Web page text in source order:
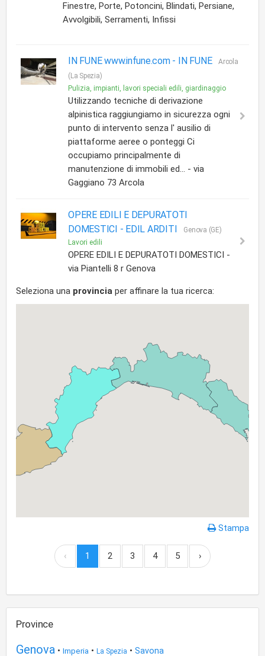
Finestre, Porte, Potoncini, Blindati, Persiane,
Avvolgibili, Serramenti, Infissi
IN FUNE www.infune.com - IN FUNE
Arcola
(La Spezia)
Pulizia, impianti, lavori speciali edili, giardinaggio
Utilizzando tecniche di derivazione
alpinistica raggiungiamo in sicurezza ogni
punto di intervento senza l' ausilio di
piattaforme aeree o ponteggi Ci
occupiamo principalmente di
manutenzione di immobili ed... - via
Gaggiano 73 Arcola
OPERE EDILI E DEPURATOTI
DOMESTICI - EDIL ARDITI
Genova (GE)
Lavori edili
OPERE EDILI E DEPURATOTI DOMESTICI -
via Piantelli 8 r Genova
Seleziona una provincia per affinare la tua ricerca:
Stampa
‹ 1 2 3 4 5 ›
Province
Genova • Imperia • La Spezia • Savona